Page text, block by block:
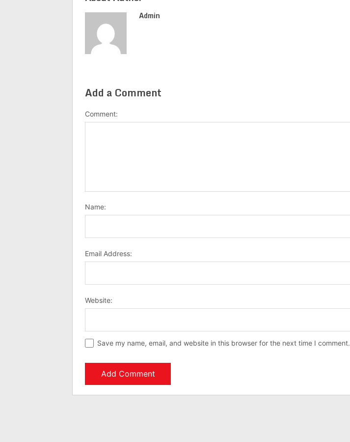
Admin
Add a Comment
Comment:
Name:
Email Address:
Website:
Save my name, email, and website in this browser for the next time I comment.